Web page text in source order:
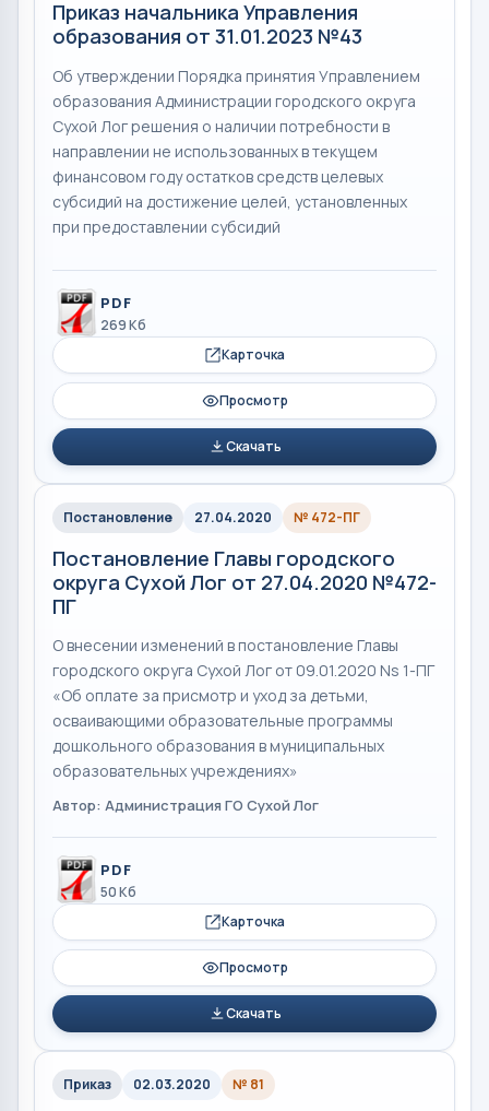
Приказ начальника Управления
образования от 31.01.2023 №43
Об утверждении Порядка принятия Управлением
образования Администрации городского округа
Сухой Лог решения о наличии потребности в
направлении не использованных в текущем
финансовом году остатков средств целевых
субсидий на достижение целей, установленных
при предоставлении субсидий
PDF
269 Кб
Карточка
Просмотр
Скачать
Постановление 27.04.2020 № 472-ПГ
Постановление Главы городского
округа Сухой Лог от 27.04.2020 №472-
ПГ
О внесении изменений в постановление Главы
городского округа Сухой Лог от 09.01.2020 Ns 1-ПГ
«Об оплате за присмотр и уход за детьми,
осваивающими образовательные программы
дошкольного образования в муниципальных
образовательных учреждениях»
Автор: Администрация ГО Сухой Лог
PDF
50 Кб
Карточка
Просмотр
Скачать
Приказ 02.03.2020 № 81